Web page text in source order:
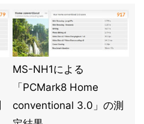
MS-NH1による
「PCMark8 Home
conventional 3.0」の測